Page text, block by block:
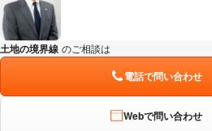
土地の境界線 のご相談は
電話で問い合わせ
Webで問い合わせ